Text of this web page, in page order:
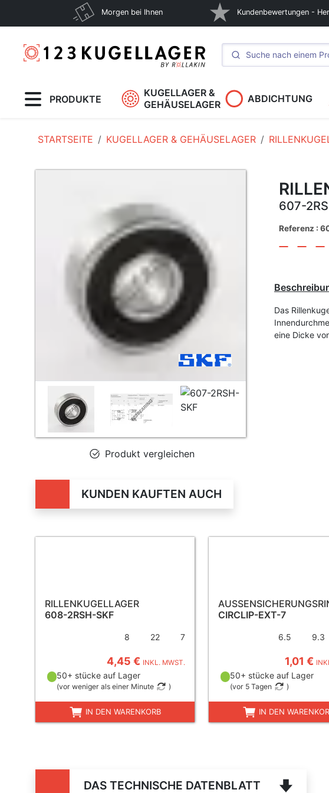
Morgen bei Ihnen Kundenbewertungen -
PRODUKTE
KUGELLAGER &
GEHÄUSELAGER
ABDICHTUNG
STARTSEITE KUGELLAGER & GEHÄUSELAGER
Produkt vergleichen
607-
Referenz :
Das
eine Dicke
KUNDEN KAUFTEN AUCH
RILLENKUGELLAGER
608-2RSH-SKF
8 22 7
4,45 € INKL. MWST.
50+ stücke auf Lager
(vor weniger als einer Minute )
IN DEN WARENKORB
CIRCLIP-EXT-7
6.5 9.3
1,01 €
50+ stücke auf Lager
(vor 5 Tagen )
IN DEN
DAS TECHNISCHE DATENBLATT